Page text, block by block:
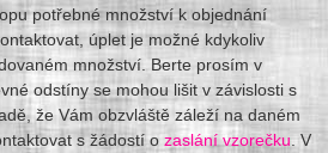
potřebné množství k objednání
úplet je možné kdykoliv
množství. Berte prosím v
odstíny se mohou lišit v závislosti s
že Vám obzvláště záleží na daném
s žádostí ozaslání vzorečku . V